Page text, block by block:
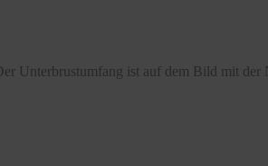
Unterbrustumfang ist auf dem Bild mit der